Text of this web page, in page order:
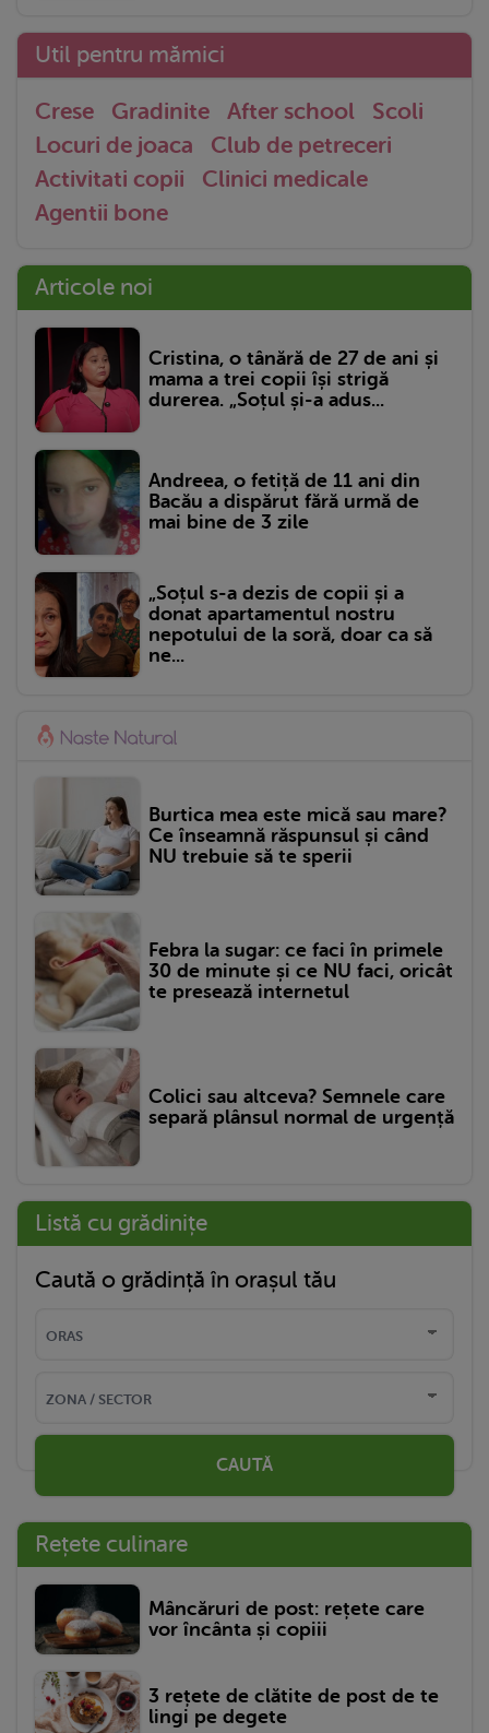
Util pentru mămici
Crese Gradinite After school
Scoli
Locuri de joaca
Club de petreceri
Activitati copii
Clinici medicale
Agentii bone
Articole noi
Cristina, o tânără de 27 de ani și
mama a trei copii își strigă
durerea. „Soțul și-a adus...
Andreea, o fetiță de 11 ani din
Bacău a dispărut fără urmă de
mai bine de 3 zile
„Soțul s-a dezis de copii și a
donat apartamentul nostru
nepotului de la soră, doar ca să
ne...
Burtica mea este mică sau mare?
Ce înseamnă răspunsul și când
NU trebuie să te sperii
Febra la sugar: ce faci în primele
30 de minute și ce NU faci, oricât
te presează internetul
Colici sau altceva? Semnele care
separă plânsul normal de urgență
Listă cu grădinițe
Caută o grădință în orașul tău
CAUTĂ
Rețete culinare
Mâncăruri de post: rețete care
vor încânta și copiii
3 rețete de clătite de post de te
lingi pe degete